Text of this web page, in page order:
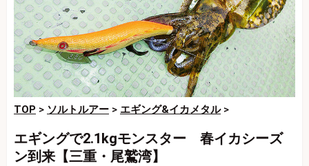
TOP > ソルトルアー > エギング&イカメタル>
エギングで2.1kgモンスター 春イカシーズ
ン到来【三重・尾鷲湾】